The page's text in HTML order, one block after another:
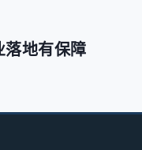
落地有保障